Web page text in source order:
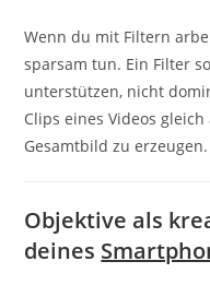
Wenn du mit Filtern
sparsam tun. Ein Filter
unterstützen, nicht
Clips eines Videos
Gesamtbild zu erzeugen.
Objektive als
deines